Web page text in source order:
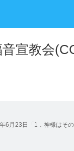
宣教会
6月23日「1．神様はそ